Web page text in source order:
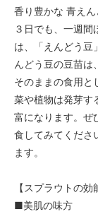
香り豊かな 青え
３日でも、一週
は、「えんどう豆
んどう豆の豆苗は
そのままの食用と
菜や植物は発芽す
富になります。ぜ
食してみてくださ
ます。
【スプラウトの
■美肌の味方